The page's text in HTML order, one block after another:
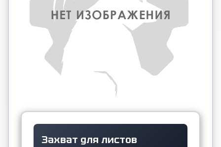
Захват для листов